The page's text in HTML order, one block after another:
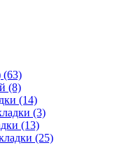
(63)
(8)
(14)
(3)
(13)
(25)